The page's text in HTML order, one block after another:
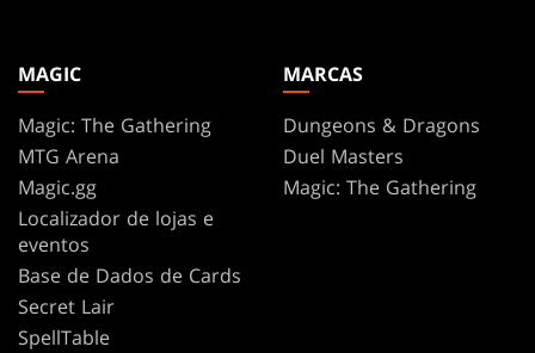
MAGIC
Magic: The Gathering
MTG Arena
Magic.gg
Localizador de lojas e
eventos
Base de Dados de Cards
Secret Lair
SpellTable
MARCAS
Dungeons & Dragons
Duel Masters
Magic: The Gathering